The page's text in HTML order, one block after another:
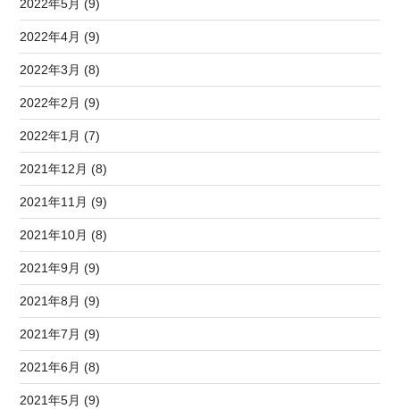
2022年5月 (9)
2022年4月 (9)
2022年3月 (8)
2022年2月 (9)
2022年1月 (7)
2021年12月 (8)
2021年11月 (9)
2021年10月 (8)
2021年9月 (9)
2021年8月 (9)
2021年7月 (9)
2021年6月 (8)
2021年5月 (9)